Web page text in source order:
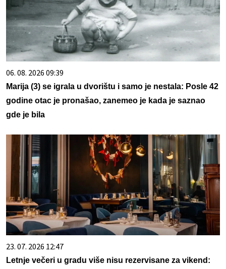
06. 08. 2026 09:39
Marija (3) se igrala u dvorištu i samo je nestala: Posle 42
godine otac je pronašao, zanemeo je kada je saznao
gde je bila
23. 07. 2026 12:47
Letnje večeri u gradu više nisu rezervisane za vikend: